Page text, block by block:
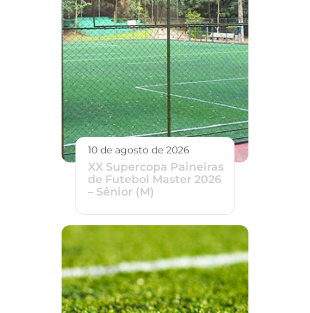
10 de agosto de 2026
XX Supercopa Paineiras
de Futebol Master 2026
– Sênior (M)